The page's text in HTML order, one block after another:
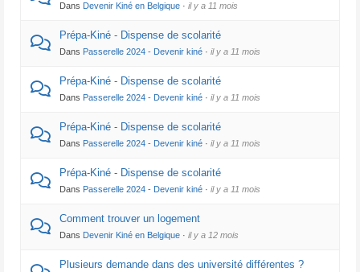
Dans Devenir Kiné en Belgique · il y a 11 mois
Prépa-Kiné - Dispense de scolarité
Dans Passerelle 2024 - Devenir kiné · il y a 11 mois
Prépa-Kiné - Dispense de scolarité
Dans Passerelle 2024 - Devenir kiné · il y a 11 mois
Prépa-Kiné - Dispense de scolarité
Dans Passerelle 2024 - Devenir kiné · il y a 11 mois
Prépa-Kiné - Dispense de scolarité
Dans Passerelle 2024 - Devenir kiné · il y a 11 mois
Comment trouver un logement
Dans Devenir Kiné en Belgique · il y a 12 mois
Plusieurs demande dans des université différentes ?